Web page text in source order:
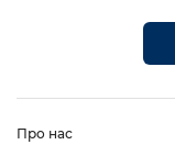
Про нас